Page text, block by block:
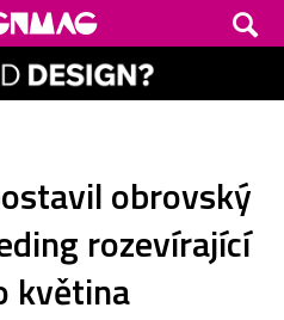
obrovský
rozevírající
květina